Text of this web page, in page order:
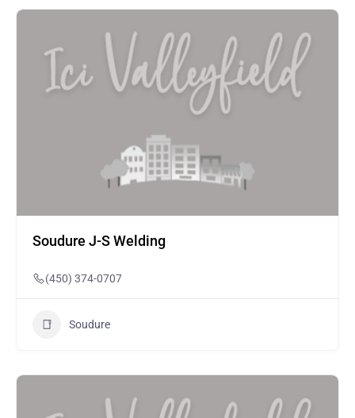
Soudure J-S Welding
(450) 374-0707
Soudure